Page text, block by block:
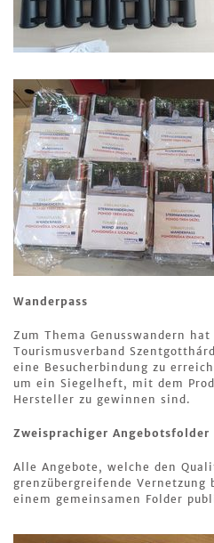
Wanderpass
Zum Thema Genusswandern
Tourismusverband
eine Besucherbindung zu
um ein Siegelheft, mit dem
Hersteller zu gewinnen sind.
Zweisprachiger Angebotsfolder
Alle Angebote, welche den
grenzübergreifende Vernetzung
einem gemeinsamen Folder